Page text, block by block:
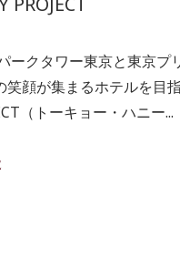
ークタワー東京と東京プ
笑顔が集まるホテルを目
（トーキョー・ハニー...